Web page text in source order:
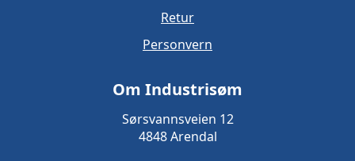
Retur
Personvern
Om Industrisøm
Sørsvannsveien 12
4848 Arendal